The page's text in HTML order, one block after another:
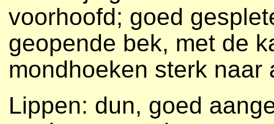
voorhoofd; goed
geopende bek, met de
mondhoeken sterk
Lippen: dun, goed